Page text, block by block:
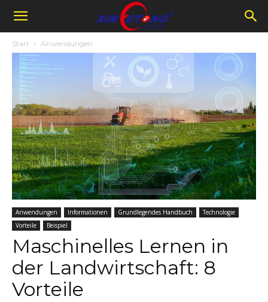
Start Anwendungen
Anwendungen Informationen Grundlegendes Handbuch
Technologie
Vorteile
Beispiel
Maschinelles Lernen in
der Landwirtschaft: 8
Vorteile